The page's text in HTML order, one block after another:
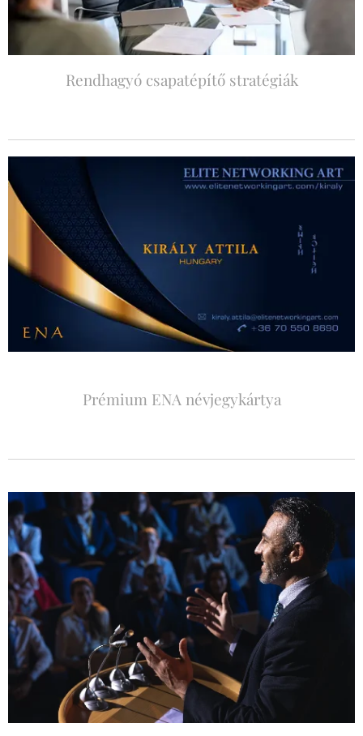
Rendhagyó csapatépítő stratégiák
Prémium ENA névjegykártya